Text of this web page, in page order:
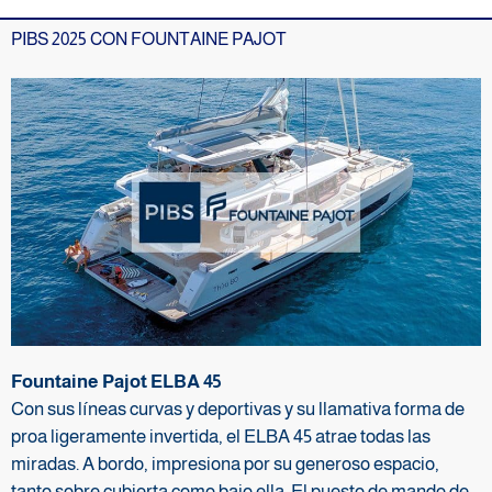
PIBS 2025 CON FOUNTAINE PAJOT
Fountaine Pajot ELBA 45
Con sus líneas curvas y deportivas y su llamativa forma de
proa ligeramente invertida, el ELBA 45 atrae todas las
miradas. A bordo, impresiona por su generoso espacio,